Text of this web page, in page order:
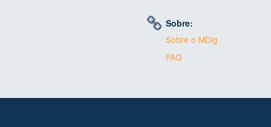
Sobre:
Sobre o MDig
FAQ